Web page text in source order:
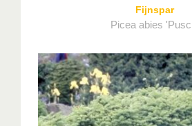
Fijnspar
Picea abies